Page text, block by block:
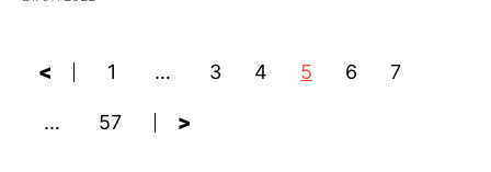
< 1 … 3 4 5 6 7
… 57 >